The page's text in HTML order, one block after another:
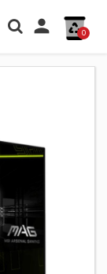
 0